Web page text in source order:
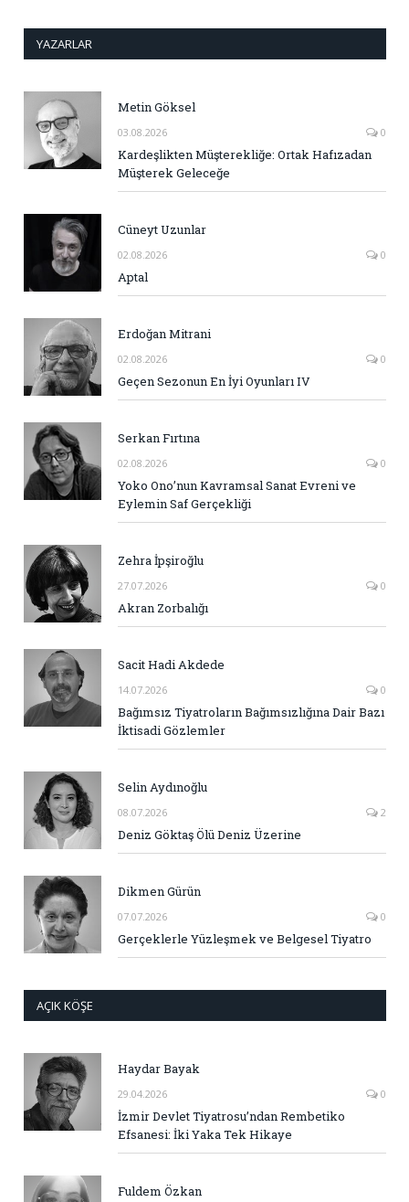
YAZARLAR
Metin Göksel
03.08.2026 0
Kardeşlikten Müşterekliğe: Ortak Hafızadan
Müşterek Geleceğe
Cüneyt Uzunlar
02.08.2026 0
Aptal
Erdoğan Mitrani
02.08.2026 0
Geçen Sezonun En İyi Oyunları IV
Serkan Fırtına
02.08.2026 0
Yoko Ono’nun Kavramsal Sanat Evreni ve
Eylemin Saf Gerçekliği
Zehra İpşiroğlu
27.07.2026 0
Akran Zorbalığı
Sacit Hadi Akdede
14.07.2026 0
Bağımsız Tiyatroların Bağımsızlığına Dair Bazı
İktisadi Gözlemler
Selin Aydınoğlu
08.07.2026 2
Deniz Göktaş Ölü Deniz Üzerine
Dikmen Gürün
07.07.2026 0
Gerçeklerle Yüzleşmek ve Belgesel Tiyatro
AÇIK KÖŞE
Haydar Bayak
29.04.2026 0
İzmir Devlet Tiyatrosu’ndan Rembetiko
Efsanesi: İki Yaka Tek Hikaye
Fuldem Özkan